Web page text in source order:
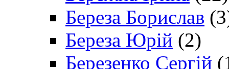
Береза Борислав
Береза Юрій (2)
Березенко Сергій